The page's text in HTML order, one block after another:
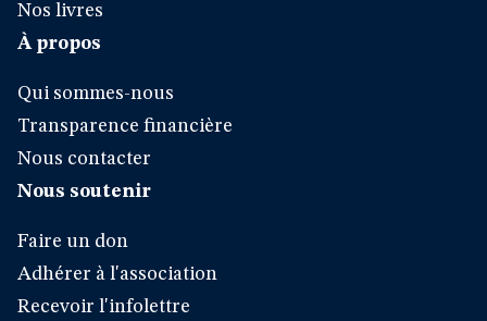
Nos livres
À propos
Qui sommes-nous
Transparence financière
Nous contacter
Nous soutenir
Faire un don
Adhérer à l'association
Recevoir l'infolettre